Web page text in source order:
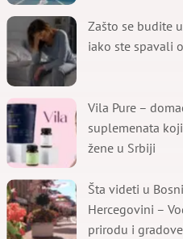
Zašto se budite
iako ste spavali
Vila Pure –
suplemenata
žene u Srbiji
Šta videti u
Hercegovini –
prirodu i gradove